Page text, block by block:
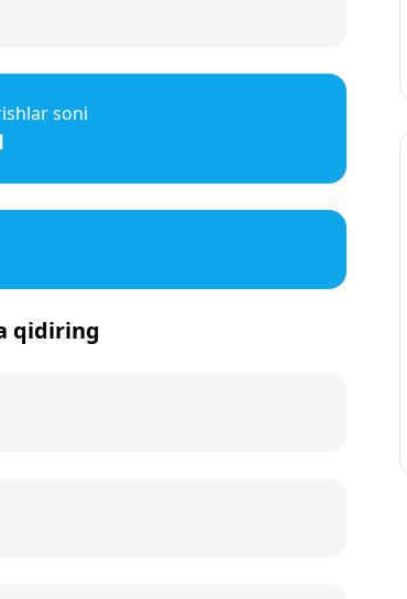
soni
qidiring